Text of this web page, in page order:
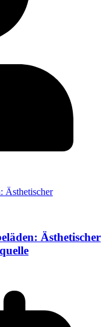
Ästhetischer